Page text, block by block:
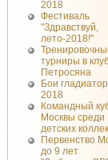
2018
Фестиваль
"Здравствуй,
лето-2018!"
турниры в
Петросяна
Бои
2018
Командный
Москвы среди
детских
Первенство
до 9 лет